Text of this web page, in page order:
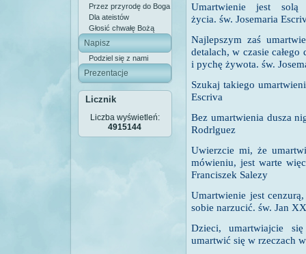
Przez przyrodę do Boga
Dla ateistów
Głosić chwałę Bożą
Napisz
Podziel się z nami
Prezentacje
Licznik
Liczba wyświetleń:
4915144
Umartwienie jest solą
życia. św. Josemaria
Najlepszym zaś
detalach, w czasie
i pychę żywota. św.
Szukaj takiego
Escriva
Bez umartwienia dusza
Rodrlguez
Uwierzcie mi, że
mówieniu, jest warte
Franciszek Salezy
Umartwienie jest
sobie narzucić. św. Jan
Dzieci, umartwiajcie
umartwić się w rzeczach